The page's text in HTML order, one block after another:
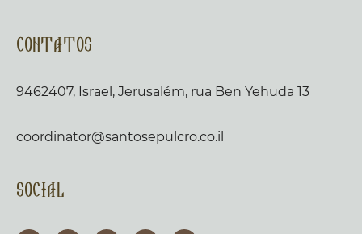
Contatos
9462407, Israel, Jerusalém, rua Ben Yehuda 13
coordinator@santosepulcro.co.il
Social